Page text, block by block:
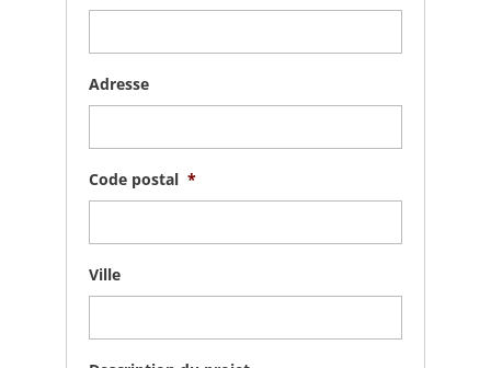
Adresse
Code postal *
Ville